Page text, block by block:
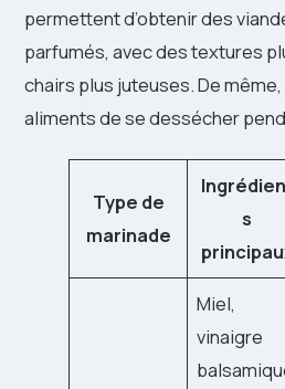
permettent d’obtenir des
parfumés, avec des textures
chairs plus juteuses. De
aliments de se dessécher
Type de
marinade
s
Miel,
vinaigre